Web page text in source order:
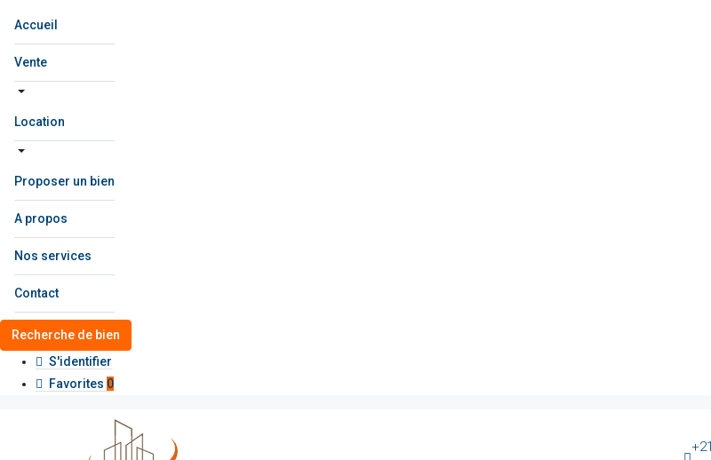
Accueil
Vente
Location
Proposer un bien
A propos
Nos services
Contact
Recherche de bien
S'identifier
Favorites 0